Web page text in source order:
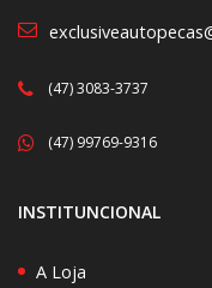
(47) 3083-3737
(47) 99769-9316
INSTITUNCIONAL
A Loja